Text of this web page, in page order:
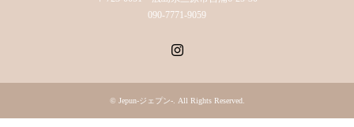
090-7771-9059
© Jepun-ジェプン-. All Rights Reserved.